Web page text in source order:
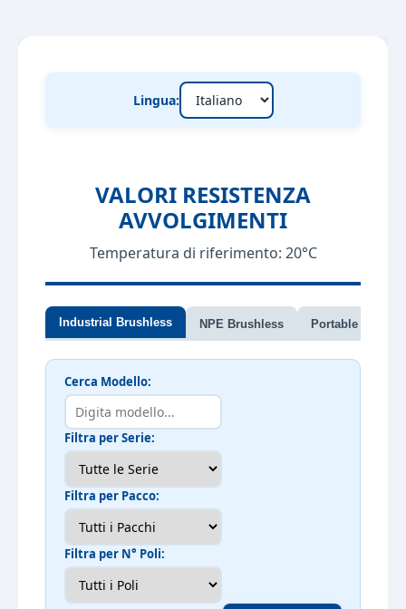
Lingua:
VALORI RESISTENZA
AVVOLGIMENTI
Temperatura di riferimento: 20°C
Industrial Brushless NPE Brushless Portable 1PH
Cerca Modello:
Filtra per Serie:
Filtra per Pacco:
Filtra per N° Poli: